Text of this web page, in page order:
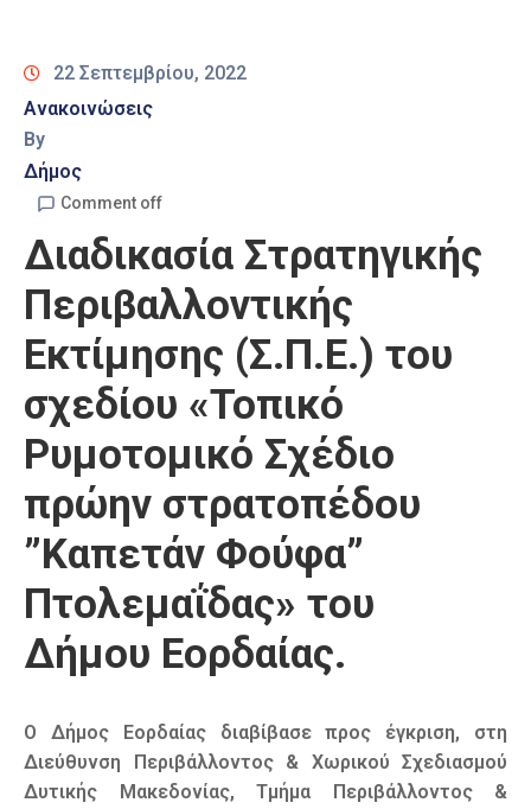
22 Σεπτεμβρίου, 2022
Ανακοινώσεις
By
Δήμος
Comment off
Διαδικασία Στρατηγικής
Περιβαλλοντικής
Εκτίμησης (Σ.Π.Ε.) του
σχεδίου «Τοπικό
Ρυμοτομικό Σχέδιο
πρώην στρατοπέδου
”Καπετάν Φούφα”
Πτολεμαΐδας» του
Δήμου Εορδαίας.
O Δήμος Εορδαίας διαβίβασε προς έγκριση, στη
Διεύθυνση Περιβάλλοντος & Χωρικού Σχεδιασμού
Δυτικής Μακεδονίας, Τμήμα Περιβάλλοντος &